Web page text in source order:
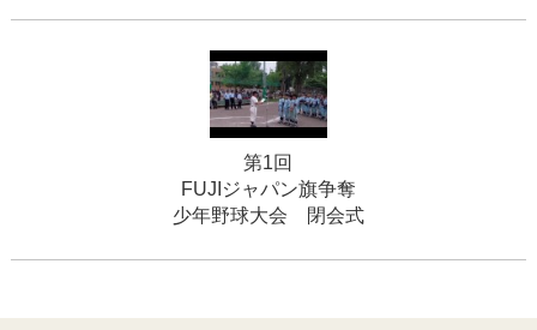
第1回
FUJIジャパン旗争奪
少年野球大会 閉会式